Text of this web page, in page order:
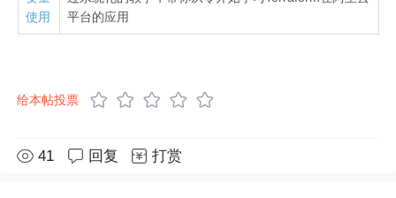
使用
平台的应用
给本帖投票
41 回复 打赏